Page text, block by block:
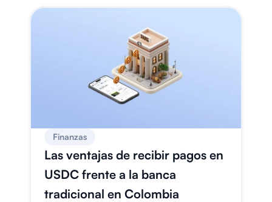
Finanzas
Las ventajas de recibir pagos en
USDC frente a la banca
tradicional en Colombia